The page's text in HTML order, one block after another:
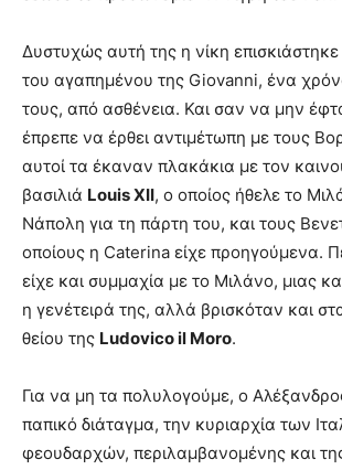
Δυστυχώς αυτή της η νίκη
του αγαπημένου της Giovanni, ένα
τους, από ασθένεια. Και σαν να μην
έπρεπε να έρθει αντιμέτωπη με τους
αυτοί τα έκαναν πλακάκια με τον
βασιλιά Louis ΧΙΙ, ο οποίος ήθελε το
Νάπολη για τη πάρτη του, και τους
οποίους η Caterina είχε προηγούμενα.
είχε και συμμαχία με το Μιλάνο, μιας
η γενέτειρά της, αλλά βρισκόταν και
θείου της Ludovico il Moro.
Για να μη τα πολυλογούμε, o
παπικό διάταγμα, την κυριαρχία των
φεουδαρχών, περιλαμβανομένης και